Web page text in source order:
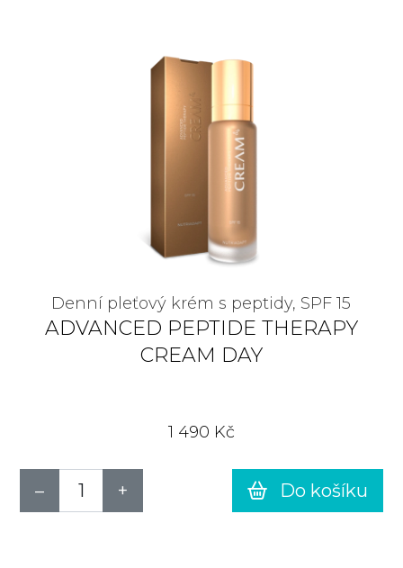
Denní pleťový krém s peptidy, SPF 15
ADVANCED PEPTIDE THERAPY
CREAM DAY
1 490 Kč
Do košíku